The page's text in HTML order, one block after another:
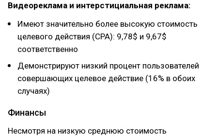
Видеореклама и интерстициальная реклама:
Имеют значительно более высокую стоимость
целевого действия (CPA): 9,78$ и 9,67$
соответственно
Демонстрируют низкий процент пользователей
совершающих целевое действие (16% в обоих
случаях)
Финансы
Несмотря на низкую среднюю стоимость